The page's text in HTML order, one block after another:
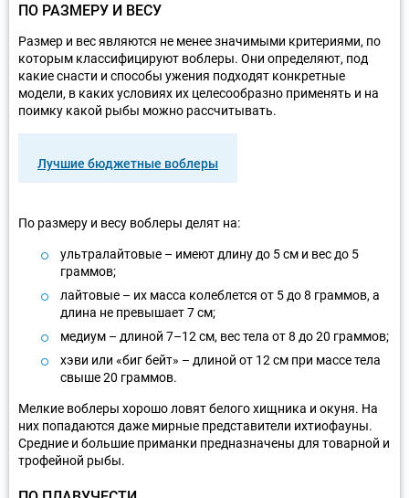
ПО РАЗМЕРУ И ВЕСУ
Размер и вес являются не менее значимыми критериями, по
которым классифицируют воблеры. Они определяют, под
какие снасти и способы ужения подходят конкретные
модели, в каких условиях их целесообразно применять и на
поимку какой рыбы можно рассчитывать.
Лучшие бюджетные воблеры
По размеру и весу воблеры делят на:
ультралайтовые – имеют длину до 5 см и вес до 5
граммов;
лайтовые – их масса колеблется от 5 до 8 граммов, а
длина не превышает 7 см;
медиум – длиной 7–12 см, вес тела от 8 до 20 граммов;
хэви или «биг бейт» – длиной от 12 см при массе тела
свыше 20 граммов.
Мелкие воблеры хорошо ловят белого хищника и окуня. На
них попадаются даже мирные представители ихтиофауны.
Средние и большие приманки предназначены для товарной и
трофейной рыбы.